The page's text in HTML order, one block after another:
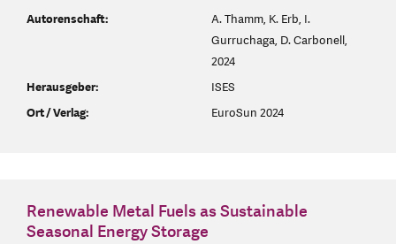
Autorenschaft:
A. Thamm, K. Erb, I.
Gurruchaga, D. Carbonell,
2024
Herausgeber:
ISES
Ort / Verlag:
EuroSun 2024
Renewable Metal Fuels as Sustainable
Seasonal Energy Storage